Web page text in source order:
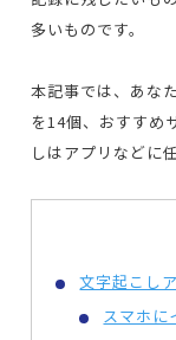
多いものです。
本記事では、あな
を14個、おすすめ
しはアプリなどに
文字起こし
スマホに